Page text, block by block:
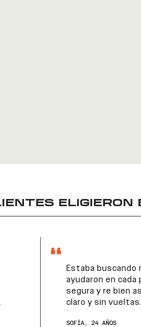
ELIGIERON
Estaba buscando
ayudaron en cada
segura y re bien
claro y sin vueltas.
SOFÍA, 24 AÑOS